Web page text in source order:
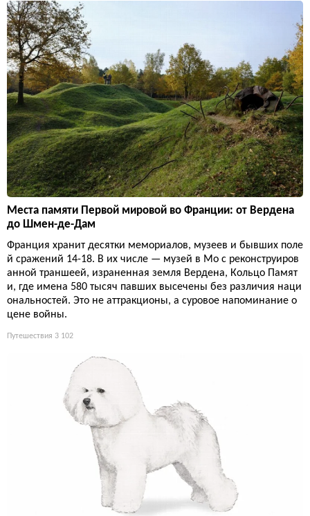
Места памяти Первой мировой во Франции: от Вердена
до Шмен-де-Дам
Франция хранит десятки мемориалов, музеев и бывших поле
й сражений 14-18. В их числе — музей в Мо с реконструиров
анной траншеей, израненная земля Вердена, Кольцо Памят
и, где имена 580 тысяч павших высечены без различия наци
ональностей. Это не аттракционы, а суровое напоминание о
цене войны.
Путешествия 3 102